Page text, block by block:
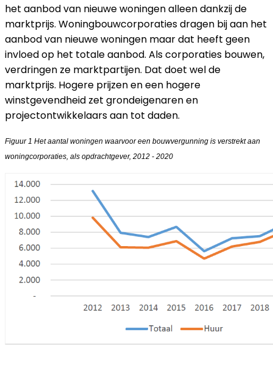
het aanbod van nieuwe woningen alleen dankzij de
marktprijs. Woningbouwcorporaties dragen bij aan het
aanbod van nieuwe woningen maar dat heeft geen
invloed op het totale aanbod. Als corporaties bouwen,
verdringen ze marktpartijen. Dat doet wel de
marktprijs. Hogere prijzen en een hogere
winstgevendheid zet grondeigenaren en
projectontwikkelaars aan tot daden.
Figuur1 Het aantal woningen waarvoor een bouwvergunning is verstrekt aan
woningcorporaties, als opdrachtgever, 2012 - 2020